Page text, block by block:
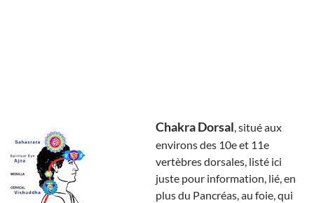
Chakra Dorsal, situé aux
environs des 10e et 11e
vertèbres dorsales, listé ici
juste pour information, lié, en
plus du Pancréas, au foie, qui